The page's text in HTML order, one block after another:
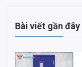
Bài viết gần đây